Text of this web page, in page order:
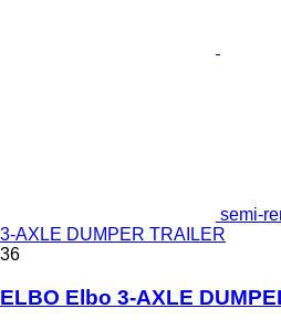
semi-
3-AXLE DUMPER TRAILER
36
ELBO Elbo 3-AXLE